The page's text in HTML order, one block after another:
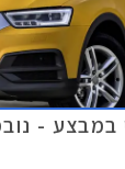
- נובמבר